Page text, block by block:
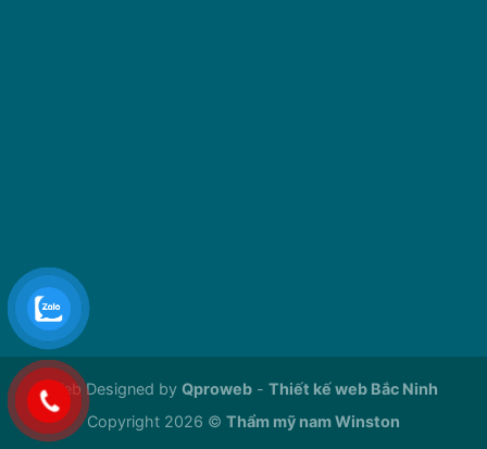
Web Designed by Qproweb - Thiết kế web Bắc Ninh
Copyright 2026 © Thẩm mỹ nam Winston